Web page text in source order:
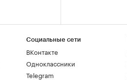
Социальные сети
ВКонтакте
Одноклассники
Telegram